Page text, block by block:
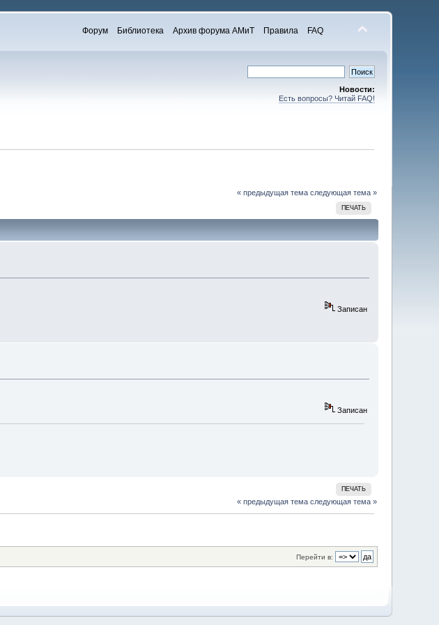
Форум Библиотека Архив форума АМиТ Правила FAQ
Новости:
Есть вопросы? Читай FAQ!
« предыдущая тема следующая тема »
ПЕЧАТЬ
Записан
Записан
ПЕЧАТЬ
« предыдущая тема следующая тема »
Перейти в: